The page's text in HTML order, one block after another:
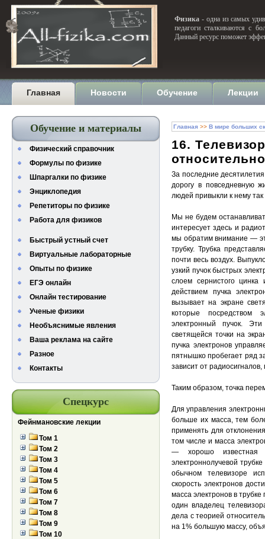
Физика - одна из самых
педагоги сталкиваются с
Данный ресурс поможет
Главная Новости Обучение Лекции
Обучение и материалы
Физический справочник
Формулы по физике
Шпаргалки по физике
Энциклопедия
Репетиторы по физике
Работа для физиков
Быстрый устный счет
Виртуальные лабораторные
Опыты по физике
ЕГЭ онлайн
Онлайн тестирование
Ученые физики
Необъяснимые явления
Ваша реклама на сайте
Разное
Контакты
Спецкурс
Фейнмановские лекции
Том 1
Том 2
Том 3
Том 4
Том 5
Том 6
Том 7
Том 8
Том 9
Том 10
Главная >> В мире больших
16.
За последние
дорогу в повседневную
людей привыкли к нему так
Мы не будем
интересует здесь и
мы обратим внимание —
трубку. Трубка
почти весь воздух.
узкий пучок быстрых
слоем сернистого цинка
действием пучка
вызывает на экране
которые посредством
электронный пучок.
светящейся точки на
пучка электронов
пятнышко пробегает ряд
зависит от
Таким образом, точка
Для управления
больше их масса, тем
применять для
том числе и масса
— хорошо известная
электроннолучевой
обычном телевизоре
скорость электронов
масса электронов в
один владелец
дела с теорией
на 1% большую массу,